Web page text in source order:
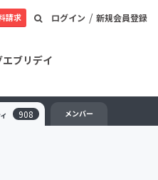
ログイン / 新規会員登録
請求
ブリデイ
908 メンバー